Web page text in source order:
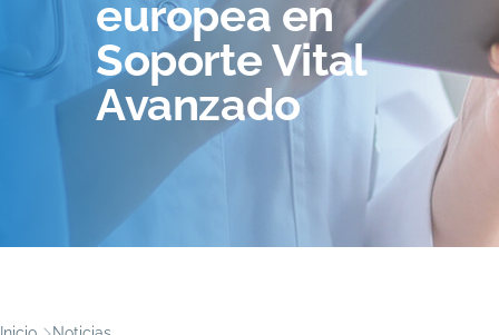
europea en
Soporte Vital
Avanzado